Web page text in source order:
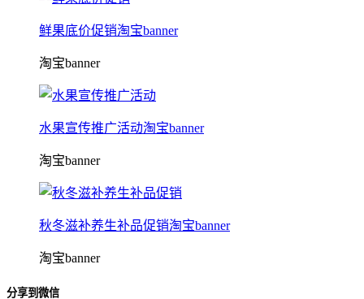
鲜果底价促销淘宝banner
淘宝banner
水果宣传推广活动淘宝banner
淘宝banner
秋冬滋补养生补品促销淘宝banner
淘宝banner
分享到微信